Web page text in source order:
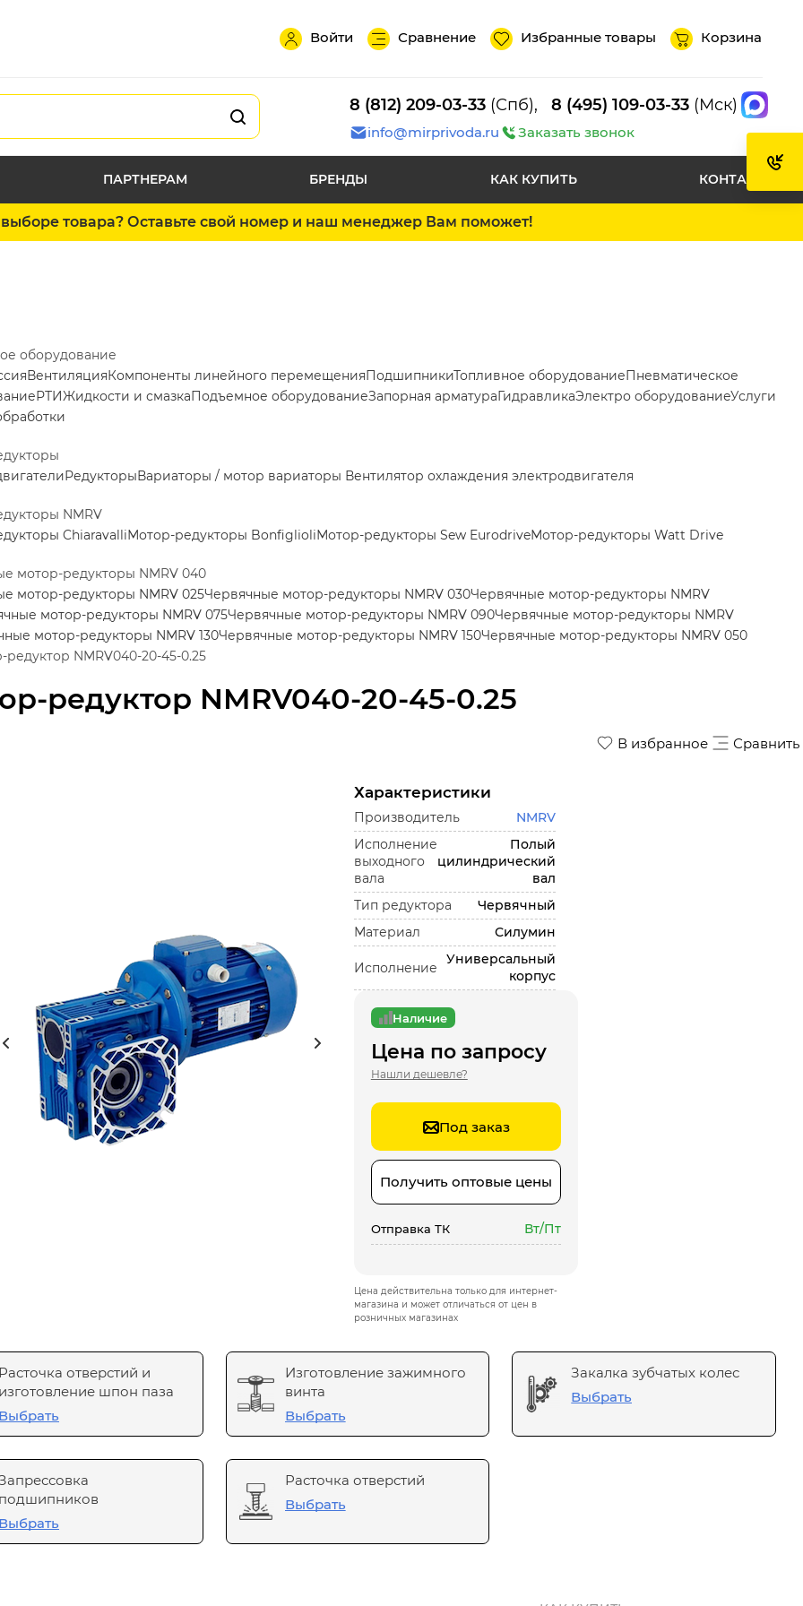
Войти Сравнение Избранные товары Корзина
8 (812) 209-03-33 (Спб), 8 (495) 109-03-33 (Мск)
info@mirprivoda.ru Заказать звонок
ПАРТНЕРАМ БРЕНДЫ КАК КУПИТЬ КОНТАКТЫ
товара? Оставьте свой номер и наш менеджер Вам поможет!
редуктор NMRV040-20-45-0.25
оборудование
ВентиляцияКомпоненты линейного перемещенияПодшипникиТопливное оборудованиеПневматическое
РТИЖидкости и смазкаПодъемное оборудованиеЗапорная арматураГидравликаЭлектро оборудованиеУслуги
РедукторыВариаторы / мотор вариаторы Вентилятор охлаждения электродвигателя
NMRV
ChiaravalliМотор-редукторы BonfiglioliМотор-редукторы Sew EurodriveМотор-редукторы Watt Drive
мотор-редукторы NMRV 040
мотор-редукторы NMRV 025Червячные мотор-редукторы NMRV 030Червячные мотор-редукторы NMRV
мотор-редукторы NMRV 075Червячные мотор-редукторы NMRV 090Червячные мотор-редукторы NMRV
мотор-редукторы NMRV 130Червячные мотор-редукторы NMRV 150Червячные мотор-редукторы NMRV 050
NMRV040-20-45-0.25
В избранное Сравнить
Характеристики
Производитель
NMRV
Исполнение
выходного
вала
Полый
цилиндрический
вал
Тип редуктора
Червячный
Материал
Силумин
Исполнение
Универсальный
корпус
Наличие
Цена по запросу
Нашли дешевле?
Под заказ
Получить оптовые цены
Отправка ТК Вт/Пт
Цена действительна только для интернет-
магазина и может отличаться от цен в
розничных магазинах
отверстий и
шпон паза
Изготовление зажимного
винта
Выбрать
Закалка зубчатых колес
Выбрать
Расточка отверстий
Выбрать